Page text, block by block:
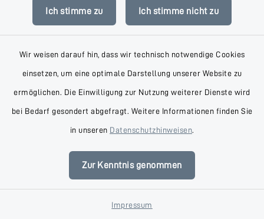
Ich stimme zu Ich stimme nicht zu
Wir weisen darauf hin, dass wir technisch notwendige Cookies
einsetzen, um eine optimale Darstellung unserer Website zu
ermöglichen. Die Einwilligung zur Nutzung weiterer Dienste wird
bei Bedarf gesondert abgefragt. Weitere Informationen finden Sie
in unseren Datenschutzhinweisen.
Zur Kenntnis genommen
Impressum
Dr. Henning Achilles
Segeberg
Dr. med. Thomas
Siedschlag
Am Landratspark 1, 23795 Bad